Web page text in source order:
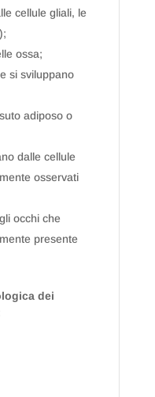
cellule gliali, le
ossa;
si sviluppano
adiposo o
dalle cellule
osservati
occhi che
presente
dei